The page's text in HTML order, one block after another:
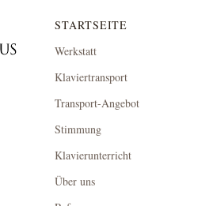
STARTSEITE
Werkstatt
Klaviertransport
Transport-Angebot
Stimmung
Klavierunterricht
Über uns